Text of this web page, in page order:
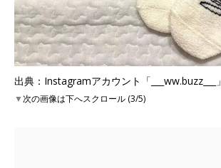
出典：Instagramアカウント「___ww.buzz___」
▼次の画像は下へスクロール (3/5)